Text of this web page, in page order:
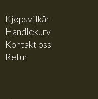
Kjøpsvilkår
Handlekurv
Kontakt oss
Retur